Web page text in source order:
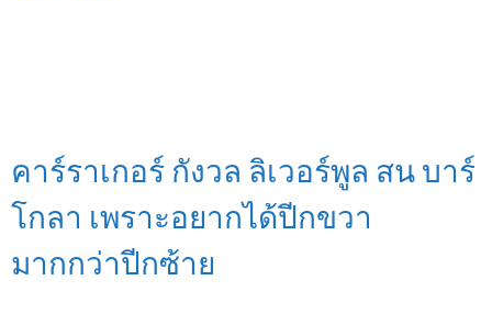
คาร์ราเกอร์ กังวล ลิเวอร์พูล สน บาร์
โกลา เพราะอยากได้ปีกขวา
มากกว่าปีกซ้าย